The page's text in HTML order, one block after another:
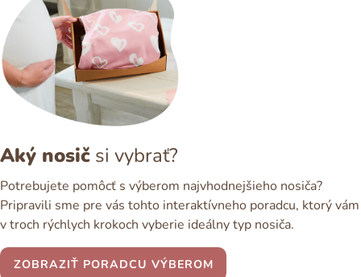
Aký nosič si vybrať?
Potrebujete pomôcť s výberom najvhodnejšieho nosiča?
Pripravili sme pre vás tohto interaktívneho poradcu, ktorý vám
v troch rýchlych krokoch vyberie ideálny typ nosiča.
ZOBRAZIŤ PORADCU VÝBEROM